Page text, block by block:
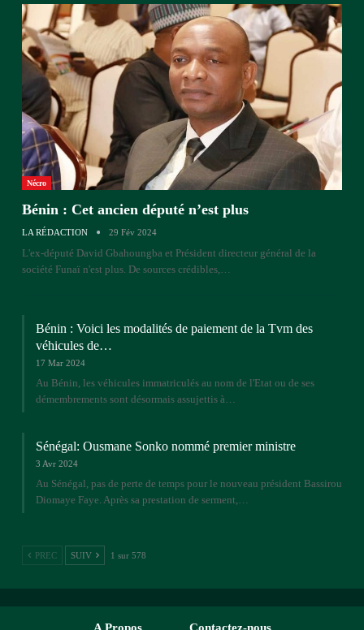
Nécro
Bénin : Cet ancien député n’est plus
LA RÉDACTION 29 Fév 2024
L'ex-député David Gbahoungba et Président directeur général de la
société Funaï n'est plus. De sources crédibles,…
Bénin : Voici les modalités de paiement de la Tvm des
véhicules de…
17 Mar 2024
Au Bénin, les véhicules immatriculés au nom de l'Etat ou de ses
démembrements sont désormais assujettis à…
Sénégal: Ousmane Sonko nommé premier ministre
3 Avr 2024
Au Sénégal, pas de perte de temps pour le nouveau président Bassirou
Diomaye Faye. Après sa prestation de serment,…
PREC SUIV 1 sur 578
A Propos Contactez-nous